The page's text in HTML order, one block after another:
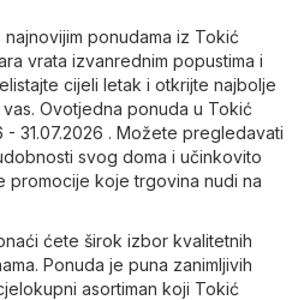
ponudama iz Tokić
vrata izvanrednim popustima i
cijeli letak i otkrijte najbolje
Ovotjedna ponuda u Tokić
31.07.2026 . Možete pregledavati
svog doma i učinkovito
promocije koje trgovina nudi na
ćete širok izbor kvalitetnih
Ponuda je puna zanimljivih
asortiman koji Tokić